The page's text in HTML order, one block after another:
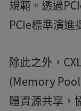
規範。透過
PCIe標準演進
除此之外，
(Memory
體資源共享，